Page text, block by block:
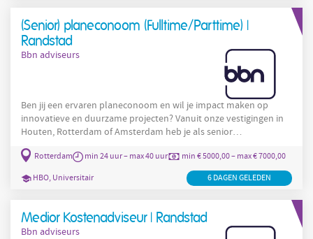
(Senior) planeconoom (Fulltime/Parttime) |
Randstad
Bbn adviseurs
Ben jij een ervaren planeconoom en wil je impact maken op
innovatieve en duurzame projecten? Vanuit onze vestigingen in
Houten, Rotterdam of Amsterdam heb je als senior
planeconoom een leidende rol in complexe projecten binnen
gebiedsontwikkeling in commercieel en maatschappelijk
vastgoed. Jouw functie: Als (senior) planeconoom bij bbn reken
jij aan de financiële haalbaarheid van complexe projecten in
Rotterdam min 24 uur – max 40 uur min € 5000,00 – max € 7000,00
HBO, Universitair 6 DAGEN GELEDEN
Medior Kostenadviseur | Randstad
Bbn adviseurs